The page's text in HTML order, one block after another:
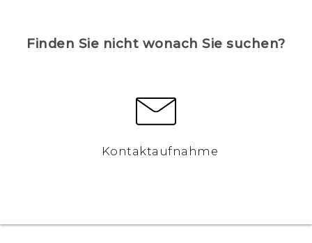
Finden Sie nicht wonach Sie suchen?
Kontaktaufnahme